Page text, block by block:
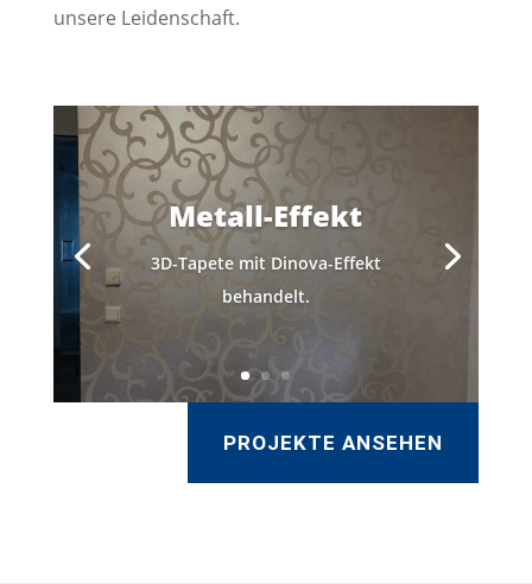
unsere Leidenschaft.
Metall-Effekt
3D-Tapete mit Dinova-Effekt
behandelt.
PROJEKTE ANSEHEN